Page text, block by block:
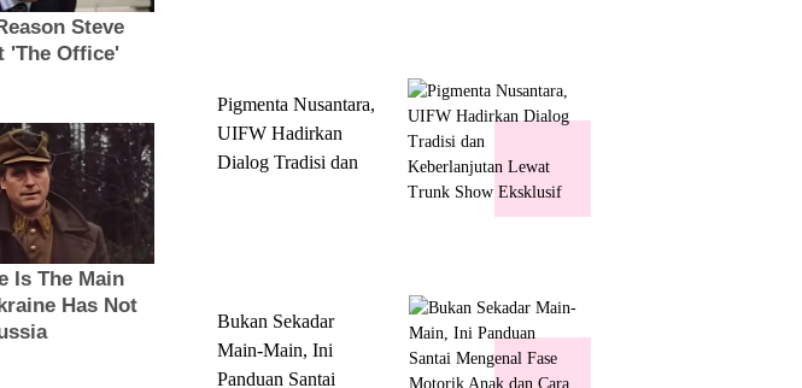
Pigmenta Nusantara,
UIFW Hadirkan
Dialog Tradisi dan
Bukan Sekadar
Main-Main, Ini
Panduan Santai